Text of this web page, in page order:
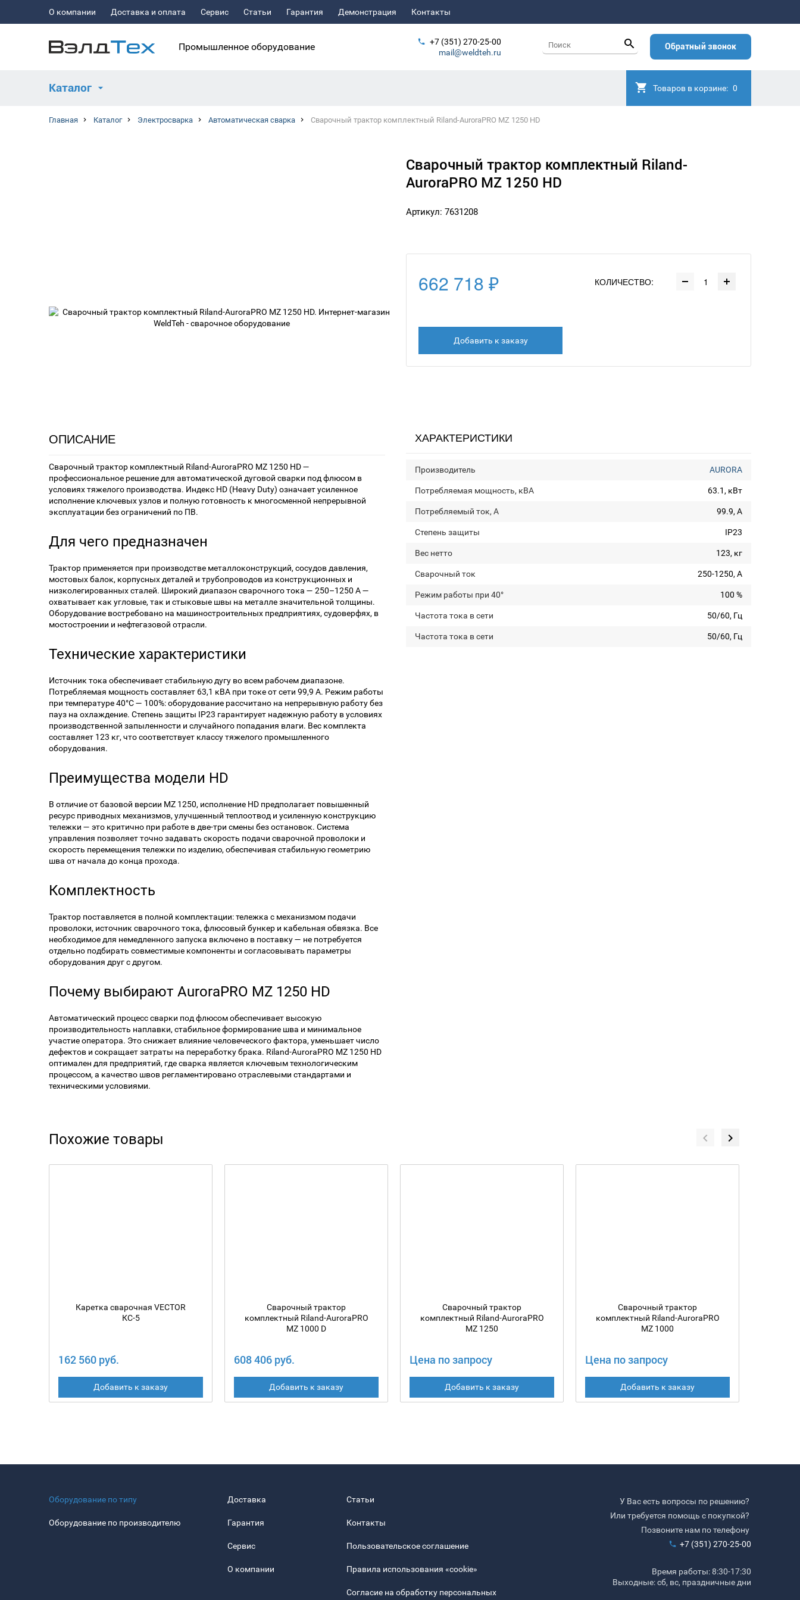
О компании Доставка и оплата Сервис Статьи Гарантия Демонстрация Контакты
Промышленное оборудование
+7 (351) 270-25-00
mail@weldteh.ru
Обратный звонок
Каталог Товаров в корзине: 0
Главная Каталог Электросварка Автоматическая сварка Сварочный трактор комплектный Riland-AuroraPRO MZ 1250 HD
Сварочный трактор комплектный Riland-
AuroraPRO MZ 1250 HD
Артикул: 7631208
662 718 ₽ КОЛИЧЕСТВО:
Добавить к заказу
ОПИСАНИЕ
Сварочный трактор комплектный Riland-AuroraPRO MZ 1250 HD —
профессиональное решение для автоматической дуговой сварки под флюсом в
условиях тяжелого производства. Индекс HD (Heavy Duty) означает усиленное
исполнение ключевых узлов и полную готовность к многосменной непрерывной
эксплуатации без ограничений по ПВ.
Для чего предназначен
Трактор применяется при производстве металлоконструкций, сосудов давления,
мостовых балок, корпусных деталей и трубопроводов из конструкционных и
низколегированных сталей. Широкий диапазон сварочного тока — 250–1250 А —
охватывает как угловые, так и стыковые швы на металле значительной толщины.
Оборудование востребовано на машиностроительных предприятиях, судоверфях, в
мостостроении и нефтегазовой отрасли.
Технические характеристики
Источник тока обеспечивает стабильную дугу во всем рабочем диапазоне.
Потребляемая мощность составляет 63,1 кВА при токе от сети 99,9 А. Режим работы
при температуре 40°C — 100%: оборудование рассчитано на непрерывную работу без
пауз на охлаждение. Степень защиты IP23 гарантирует надежную работу в условиях
производственной запыленности и случайного попадания влаги. Вес комплекта
составляет 123 кг, что соответствует классу тяжелого промышленного
оборудования.
Преимущества модели HD
В отличие от базовой версии MZ 1250, исполнение HD предполагает повышенный
ресурс приводных механизмов, улучшенный теплоотвод и усиленную конструкцию
тележки — это критично при работе в две-три смены без остановок. Система
управления позволяет точно задавать скорость подачи сварочной проволоки и
скорость перемещения тележки по изделию, обеспечивая стабильную геометрию
шва от начала до конца прохода.
Комплектность
Трактор поставляется в полной комплектации: тележка с механизмом подачи
проволоки, источник сварочного тока, флюсовый бункер и кабельная обвязка. Все
необходимое для немедленного запуска включено в поставку — не потребуется
отдельно подбирать совместимые компоненты и согласовывать параметры
оборудования друг с другом.
Почему выбирают AuroraPRO MZ 1250 HD
Автоматический процесс сварки под флюсом обеспечивает высокую
производительность наплавки, стабильное формирование шва и минимальное
участие оператора. Это снижает влияние человеческого фактора, уменьшает число
дефектов и сокращает затраты на переработку брака. Riland-AuroraPRO MZ 1250 HD
оптимален для предприятий, где сварка является ключевым технологическим
процессом, а качество швов регламентировано отраслевыми стандартами и
техническими условиями.
ХАРАКТЕРИСТИКИ
Производитель AURORA
Потребляемая мощность, кВА 63.1, кВт
Потребляемый ток, А 99.9, А
Степень защиты IP23
Вес нетто 123, кг
Сварочный ток 250-1250, А
Режим работы при 40° 100 %
Частота тока в сети 50/60, Гц
Частота тока в сети 50/60, Гц
Похожие товары
Каретка сварочная VECTOR
КС-5
162 560 руб.
Добавить к заказу
Сварочный трактор
комплектный Riland-AuroraPRO
MZ 1000 D
608 406 руб.
Добавить к заказу
Сварочный трактор
комплектный Riland-AuroraPRO
MZ 1250
Цена по запросу
Добавить к заказу
Сварочный трактор
комплектный Riland-AuroraPRO
MZ 1000
Цена по запросу
Добавить к заказу
Оборудование по типу
Оборудование по производителю
Доставка
Гарантия
Сервис
О компании
Статьи
Контакты
Пользовательское соглашение
Правила использования «cookie»
Согласие на обработку персональных
У Вас есть вопросы по решению?
Или требуется помощь с покупкой?
Позвоните нам по телефону
+7 (351) 270-25-00
Время работы: 8:30-17:30
Выходные: сб, вс, праздничные дни